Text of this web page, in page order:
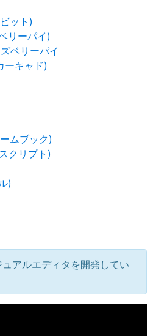
ット)
リーパイ)
ベリーパイ
ーキャド)
ムブック)
クリプト)
)
アルエディタを開発してい